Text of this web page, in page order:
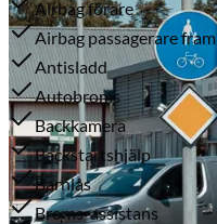
Airbag förare
Airbag passagerare fram
Antisladd
Autobroms
Backkamera
Backstartshjälp
Barnlås
Broms-assistans